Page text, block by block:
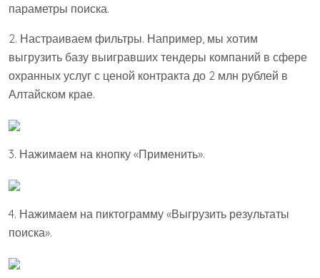
параметры поиска.
2. Настраиваем фильтры. Например, мы хотим
выгрузить базу выигравших тендеры компаний в сфере
охранных услуг с ценой контракта до 2 млн рублей в
Алтайском крае.
3. Нажимаем на кнопку «Применить».
4. Нажимаем на пиктограмму «Выгрузить результаты
поиска».